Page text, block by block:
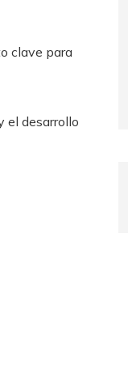
clave para
el desarrollo